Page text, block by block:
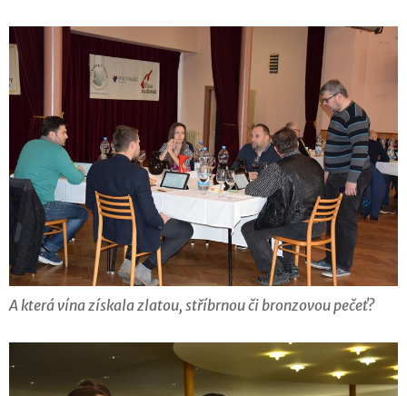
A která vína získala zlatou, stříbrnou či bronzovou pečeť?